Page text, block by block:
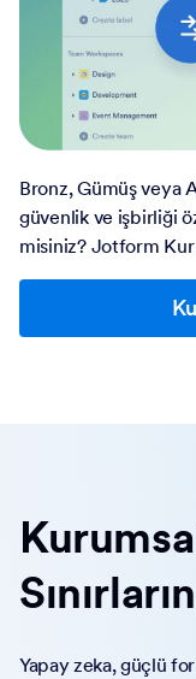
Bronz, Gümüş veya
güvenlik ve işbirliği
misiniz? Jotform
Yapay zeka, güçlü